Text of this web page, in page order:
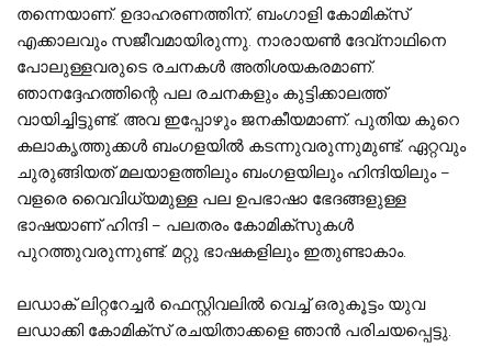
തന്നെയാണ്. ഉദാഹരണത്തിന്​, ബംഗാളി കോമിക്സ്
എക്കാലവും സജീവമായിരുന്നു. നാരായൺ ദേവ്‌നാഥിനെ
പോലുള്ളവരുടെ രചനകൾ അതിശയകരമാണ്.
ഞാനദ്ദേഹത്തിന്റെ പല രചനകളും കുട്ടിക്കാലത്ത്
വായിച്ചിട്ടുണ്ട്. അവ ഇപ്പോഴും ജനകീയമാണ്. പുതിയ കുറെ
കലാകൃത്തുക്കൾ ബംഗളയിൽ കടന്നുവരുന്നുമുണ്ട്. ഏറ്റവും
ചുരുങ്ങിയത് മലയാളത്തിലും ബംഗളയിലും ഹിന്ദിയിലും –
വളരെ വൈവിധ്യമുള്ള പല ഉപഭാഷാ ഭേദങ്ങളുള്ള
ഭാഷയാണ് ഹിന്ദി – പലതരം കോമിക്സുകൾ
പുറത്തുവരുന്നുണ്ട്. മറ്റു ഭാഷകളിലും ഇതുണ്ടാകാം.
ലഡാക് ലിറ്ററേച്ചർ ഫെസ്റ്റിവലിൽ വെച്ച് ഒരുകൂട്ടം യുവ
ലഡാക്കി കോമിക്സ് രചയിതാക്കളെ ഞാൻ പരിചയപ്പെട്ടു.